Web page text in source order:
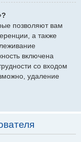
позволяют вам
а также
включена
со входом
удаление